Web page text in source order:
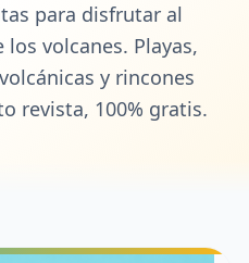
para disfrutar al
volcanes. Playas,
y rincones
revista, 100% gratis.